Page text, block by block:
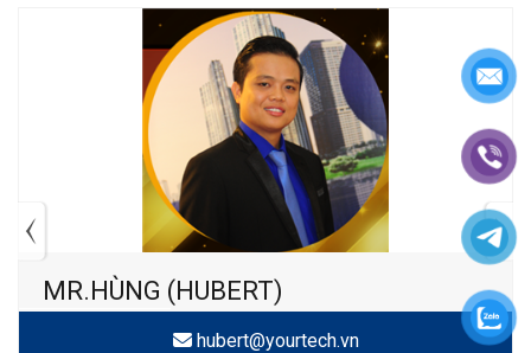
MR.HÙNG (HUBERT)
hubert@yourtech.vn